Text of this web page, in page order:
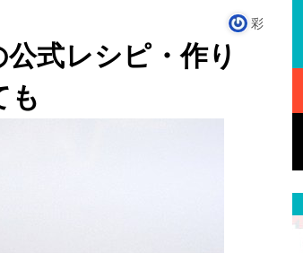
彩
式レシピ・作り
も